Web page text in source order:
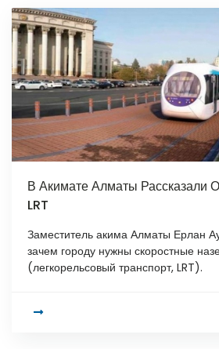
В Акимате Алматы Рассказали
LRT
Заместитель акима Алматы Ерлан
зачем городу нужны скоростные
(легкорельсовый транспорт, LRT).